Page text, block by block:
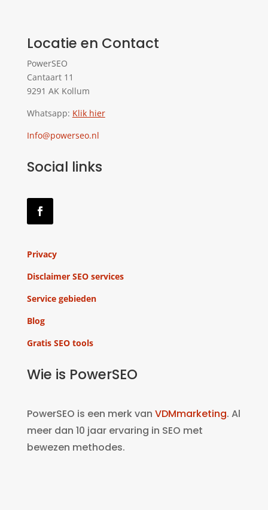
Locatie en Contact
PowerSEO
Cantaart 11
9291 AK Kollum
Whatsapp: Klik hier
Info@powerseo.nl
Social links
Privacy
Disclaimer SEO services
Service gebieden
Blog
Gratis SEO tools
Wie is PowerSEO
PowerSEO is een merk van VDMmarketing. Al
meer dan 10 jaar ervaring in SEO met
bewezen methodes.